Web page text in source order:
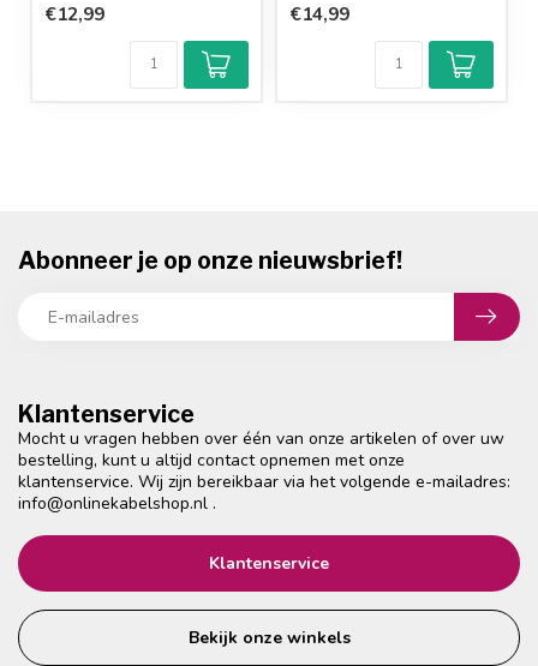
€12,99 €14,99
Klantenservice
Mocht u vragen hebben over één van onze artikelen of over uw
bestelling, kunt u altijd contact opnemen met onze
klantenservice. Wij zijn bereikbaar via het volgende e-mailadres:
info@onlinekabelshop.nl .
Klantenservice
Bekijk onze winkels
Abonneer je op onze nieuwsbrief!